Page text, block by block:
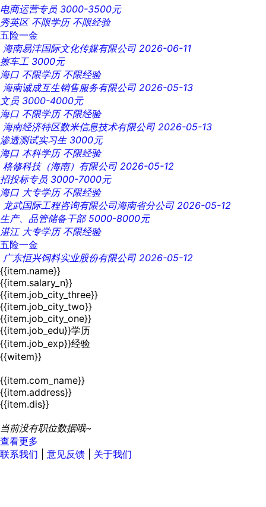
电商运营专员 3000-3500元
秀英区 不限学历 不限经验
五险一金
海南易沣国际文化传媒有限公司 2026-06-11
擦车工 3000元
海口 不限学历 不限经验
海南诚成互生销售服务有限公司 2026-05-13
文员 3000-4000元
海口 不限学历 不限经验
海南经济特区数米信息技术有限公司 2026-05-13
渗透测试实习生 3000元
海口 本科学历 不限经验
格修科技（海南）有限公司 2026-05-12
招投标专员 3000-7000元
海口 大专学历 不限经验
龙武国际工程咨询有限公司海南省分公司 2026-05-12
生产、品管储备干部 5000-8000元
湛江 大专学历 不限经验
五险一金
广东恒兴饲料实业股份有限公司 2026-05-12
{{item.name}}
{{item.salary_n}}
{{item.job_city_three}}
{{item.job_city_two}}
{{item.job_city_one}}
{{item.job_edu}}学历
{{item.job_exp}}经验
{{witem}}
{{item.com_name}}
{{item.address}}
{{item.dis}}
当前没有职位数据哦~
查看更多
联系我们
意见反馈 关于我们